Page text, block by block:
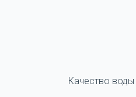
Качество